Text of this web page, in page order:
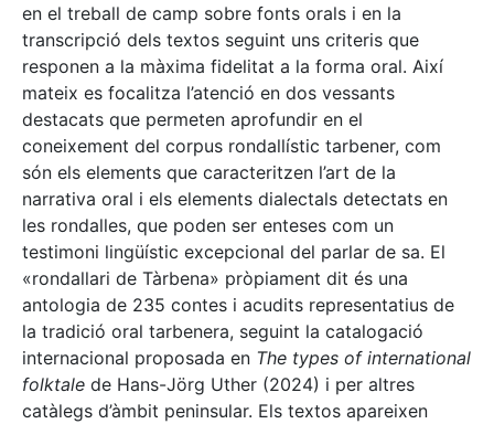
en el treball de camp sobre fonts orals i en la
transcripció dels textos seguint uns criteris que
responen a la màxima fidelitat a la forma oral. Així
mateix es focalitza l’atenció en dos vessants
destacats que permeten aprofundir en el
coneixement del corpus rondallístic tarbener, com
són els elements que caracteritzen l’art de la
narrativa oral i els elements dialectals detectats en
les rondalles, que poden ser enteses com un
testimoni lingüístic excepcional del parlar de sa. El
«rondallari de Tàrbena» pròpiament dit és una
antologia de 235 contes i acudits representatius de
la tradició oral tarbenera, seguint la catalogació
internacional proposada en The types of international
folktale de Hans-Jörg Uther (2024) i per altres
catàlegs d’àmbit peninsular. Els textos apareixen